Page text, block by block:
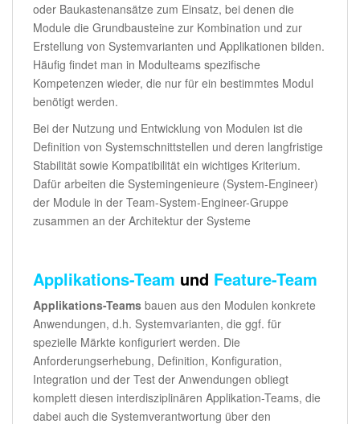
oder Baukastenansätze zum Einsatz, bei denen die
Module die Grundbausteine zur Kombination und zur
Erstellung von Systemvarianten und Applikationen bilden.
Häufig findet man in Modulteams spezifische
Kompetenzen wieder, die nur für ein bestimmtes Modul
benötigt werden.
Bei der Nutzung und Entwicklung von Modulen ist die
Definition von Systemschnittstellen und deren langfristige
Stabilität sowie Kompatibilität ein wichtiges Kriterium.
Dafür arbeiten die Systemingenieure (System-Engineer)
der Module in der Team-System-Engineer-Gruppe
zusammen an der Architektur der Systeme
Applikations-Team und Feature-Team
Applikations-Teams bauen aus den Modulen konkrete
Anwendungen, d.h. Systemvarianten, die ggf. für
spezielle Märkte konfiguriert werden. Die
Anforderungserhebung, Definition, Konfiguration,
Integration und der Test der Anwendungen obliegt
komplett diesen interdisziplinären Applikation-Teams, die
dabei auch die Systemverantwortung über den